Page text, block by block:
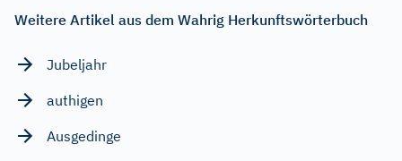
Weitere Artikel aus dem Wahrig Herkunftswörterbuch
Jubeljahr
authigen
Ausgedinge